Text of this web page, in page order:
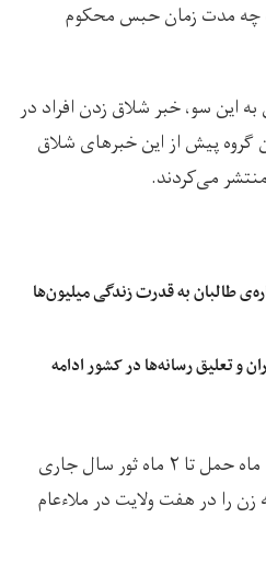
چه مدت زمان حبس محکوم
این سو، خبر شلاق زدن افراد در
گروه پیش از این خبرهای شلاق‌
می‌کردند.
طالبان به قدرت زندگی میلیون‌ها
و تعلیق رسانه‌ها در کشور ادامه
در آخرین مورد، این گروه از ۲۹ ماه حمل تا ۲ ماه ثور سال جاری
سه زن را در هفت ولایت در ملاءعام